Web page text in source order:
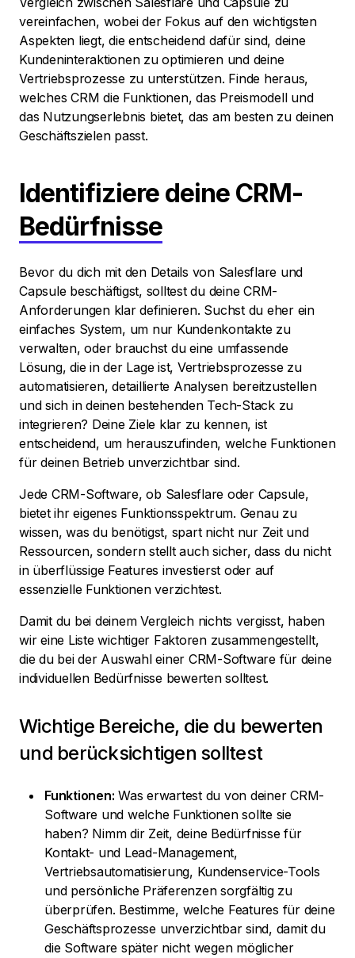
vereinfachen, wobei der Fokus auf den wichtigsten
Aspekten liegt, die entscheidend dafür sind, deine
Kundeninteraktionen zu optimieren und deine
Vertriebsprozesse zu unterstützen. Finde heraus,
welches CRM die Funktionen, das Preismodell und
das Nutzungserlebnis bietet, das am besten zu deinen
Geschäftszielen passt.
Identifiziere deine CRM-
Bedürfnisse
Bevor du dich mit den Details von Salesflare und
Capsule beschäftigst, solltest du deine CRM-
Anforderungen klar definieren. Suchst du eher ein
einfaches System, um nur Kundenkontakte zu
verwalten, oder brauchst du eine umfassende
Lösung, die in der Lage ist, Vertriebsprozesse zu
automatisieren, detaillierte Analysen bereitzustellen
und sich in deinen bestehenden Tech-Stack zu
integrieren? Deine Ziele klar zu kennen, ist
entscheidend, um herauszufinden, welche Funktionen
für deinen Betrieb unverzichtbar sind.
Jede CRM-Software, ob Salesflare oder Capsule,
bietet ihr eigenes Funktionsspektrum. Genau zu
wissen, was du benötigst, spart nicht nur Zeit und
Ressourcen, sondern stellt auch sicher, dass du nicht
in überflüssige Features investierst oder auf
essenzielle Funktionen verzichtest.
Damit du bei deinem Vergleich nichts vergisst, haben
wir eine Liste wichtiger Faktoren zusammengestellt,
die du bei der Auswahl einer CRM-Software für deine
individuellen Bedürfnisse bewerten solltest.
Wichtige Bereiche, die du bewerten
und berücksichtigen solltest
Funktionen: Was erwartest du von deiner CRM-
Software und welche Funktionen sollte sie
haben? Nimm dir Zeit, deine Bedürfnisse für
Kontakt- und Lead-Management,
Vertriebsautomatisierung, Kundenservice-Tools
und persönliche Präferenzen sorgfältig zu
überprüfen. Bestimme, welche Features für deine
Geschäftsprozesse unverzichtbar sind, damit du
die Software später nicht wegen möglicher